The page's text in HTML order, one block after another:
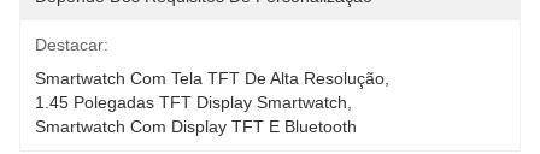
Destacar:
Smartwatch Com Tela TFT De Alta Resolução
1.45 Polegadas TFT Display Smartwatch
Smartwatch Com Display TFT E Bluetooth